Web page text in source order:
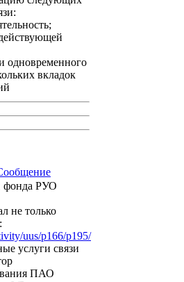
одновременного
вкладок
фонда РУО
не только
uus/p166/p195/
услуги связи
ПАО